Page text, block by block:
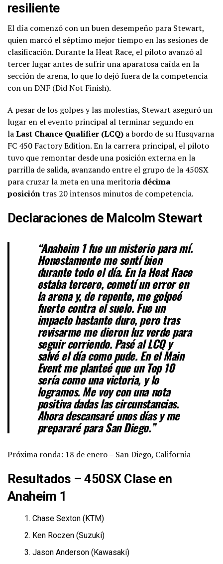
resiliente
El día comenzó con un buen desempeño para Stewart,
quien marcó el séptimo mejor tiempo en las sesiones de
clasificación. Durante la Heat Race, el piloto avanzó al
tercer lugar antes de sufrir una aparatosa caída en la
sección de arena, lo que lo dejó fuera de la competencia
con un DNF (Did Not Finish).
A pesar de los golpes y las molestias, Stewart aseguró un
lugar en el evento principal al terminar segundo en
laLast Chance Qualifier (LCQ) a bordo de su Husqvarna
FC 450 Factory Edition. En la carrera principal, el piloto
tuvo que remontar desde una posición externa en la
parrilla de salida, avanzando entre el grupo de la 450SX
para cruzar la meta en una meritoria décima
posicióntras 20 intensos minutos de competencia.
Declaraciones de Malcolm Stewart
“Anaheim 1 fue un misterio para mí.
Honestamente me sentí bien
durante todo el día. En la Heat Race
estaba tercero, cometí un error en
la arena y, de repente, me golpeé
fuerte contra el suelo. Fue un
impacto bastante duro, pero tras
revisarme me dieron luz verde para
seguir corriendo. Pasé al LCQ y
salvé el día como pude. En el Main
Event me planteé que un Top 10
sería como una victoria, y lo
logramos. Me voy con una nota
positiva dadas las circunstancias.
Ahora descansaré unos días y me
prepararé para San Diego.”
Próxima ronda: 18 de enero – San Diego, California
Resultados – 450SX Clase en
Anaheim 1
Chase Sexton (KTM)
Ken Roczen (Suzuki)
Jason Anderson (Kawasaki)